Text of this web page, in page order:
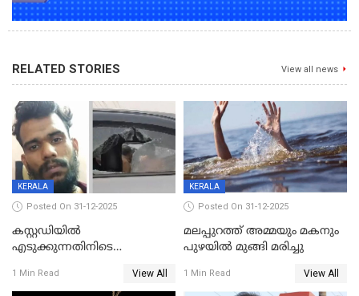
RELATED STORIES View all news
KERALA
Posted On 31-12-2025
കസ്റ്റഡിയിൽ
എടുക്കുന്നതിനിടെ
വധശ്രമക്കേസ് പ്രതി പിടിയിൽ
1 Min Read View All
KERALA
Posted On 31-12-2025
മലപ്പുറത്ത് അമ്മയും മകനും
പുഴയിൽ മുങ്ങി മരിച്ചു
1 Min Read View All